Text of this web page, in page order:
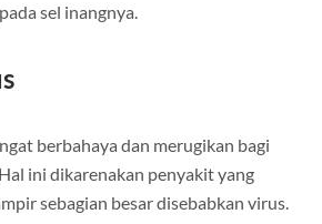
sel inangnya.
berbahaya dan merugikan bagi
ini dikarenakan penyakit yang
sebagian besar disebabkan virus.